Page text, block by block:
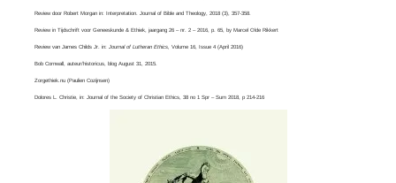
Review door Robert Morgan in:Interpretation. Journal of Bible and Theology , 2018 (3), 357-358.
Review in Tijdschrift voor Geneeskunde & Ethiek, jaargang 26 – nr. 2 – 2016, p. 65, byMarcel Olde Rikkert
Review van James Childs Jr . in: Journal of Lutheran Ethics,Volume 16, Issue 4​ (April 2016)
Bob Cornwall , auteur/historicus, blog August 31, 2015.
Zorgethiek.nu (Paulien Cozijnsen)
Dolores L. Christie, in: Journal of the Society of Christian Ethics , 38 no 1 Spr – Sum 2018, p 214-216